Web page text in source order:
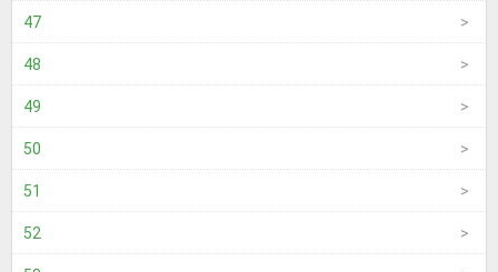
47
48
49
50
51
52